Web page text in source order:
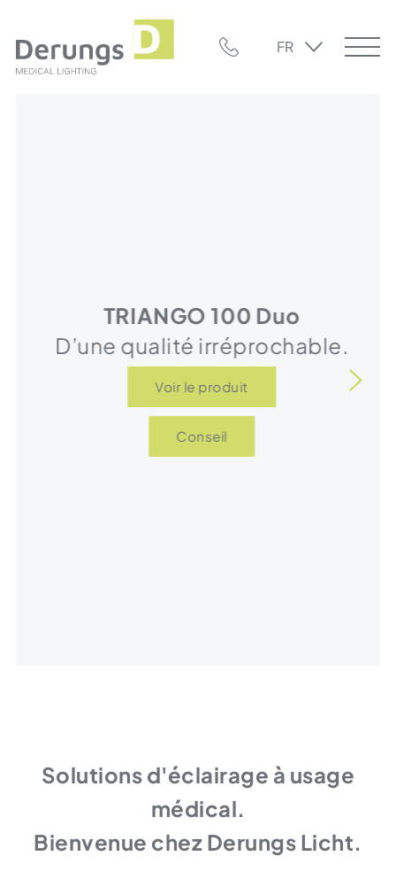
FR
TRIANGO 100 Duo
D’une qualité irréprochable.
Voir le produit
Conseil
Solutions d'éclairage à usage
médical.
Bienvenue chez Derungs Licht.